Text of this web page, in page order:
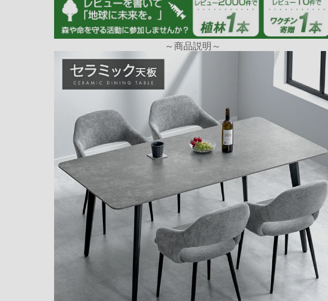
ありがとうございました。
>>タンスのゲンが返信しました
この度はタンスのゲンをご利用頂き誠にありがとうございま
す。
ご購入いただいた商品の色味や当店のサービスにお喜びいた
だけ、大変嬉しく思います。
これからもお客様に支持を頂けるよう精進して参ります。
またのご利用心よりお待ちしております。
07/04/2026
tansu-gen857963
とてもしっかりした作りで高級感もありかなりコスパがいいと思
いました。
～商品説明～